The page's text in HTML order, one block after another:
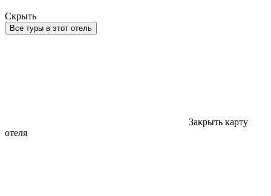
Скрыть
Все туры в этот отель
Закрыть карту
отеля